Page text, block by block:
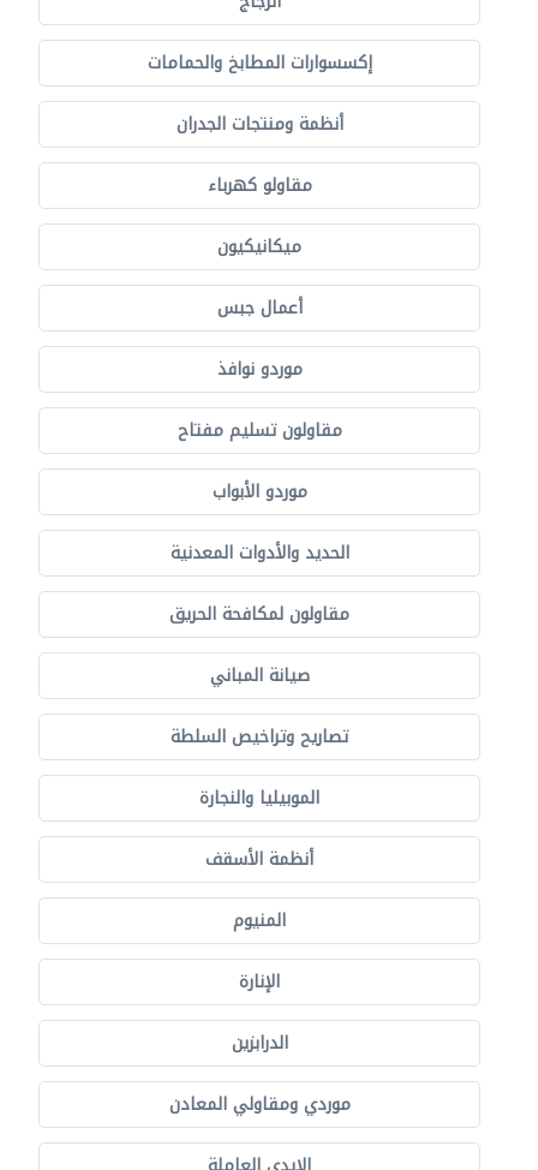
إكسسوارات المطابخ والحمامات
أنظمة ومنتجات الجدران
مقاولو كهرباء
ميكانيكيون
أعمال جبس
موردو نوافذ
مقاولون تسليم مفتاح
موردو الأبواب
الحديد والأدوات المعدنية
مقاولون لمكافحة الحريق
صيانة المباني
تصاريح وتراخيص السلطة
الموبيليا والنجارة
أنظمة الأسقف
المنيوم
الإنارة
الدرابزين
موردي ومقاولي المعادن